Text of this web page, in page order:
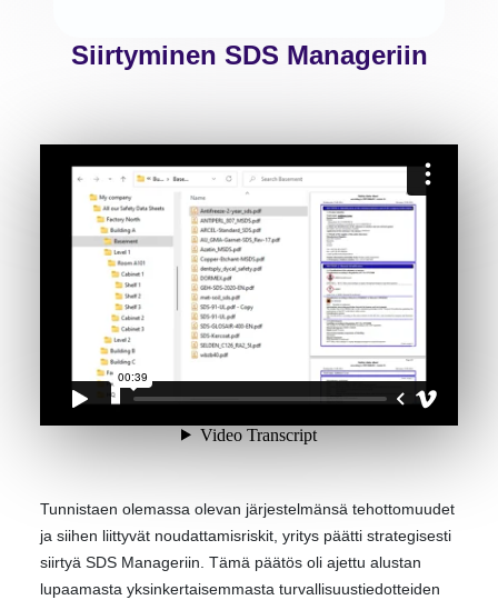
Siirtyminen SDS Manageriin
Tunnistaen olemassa olevan järjestelmänsä tehottomuudet
ja siihen liittyvät noudattamisriskit, yritys päätti strategisesti
siirtyä SDS Manageriin. Tämä päätös oli ajettu alustan
lupaamasta yksinkertaisemmasta turvallisuustiedotteiden